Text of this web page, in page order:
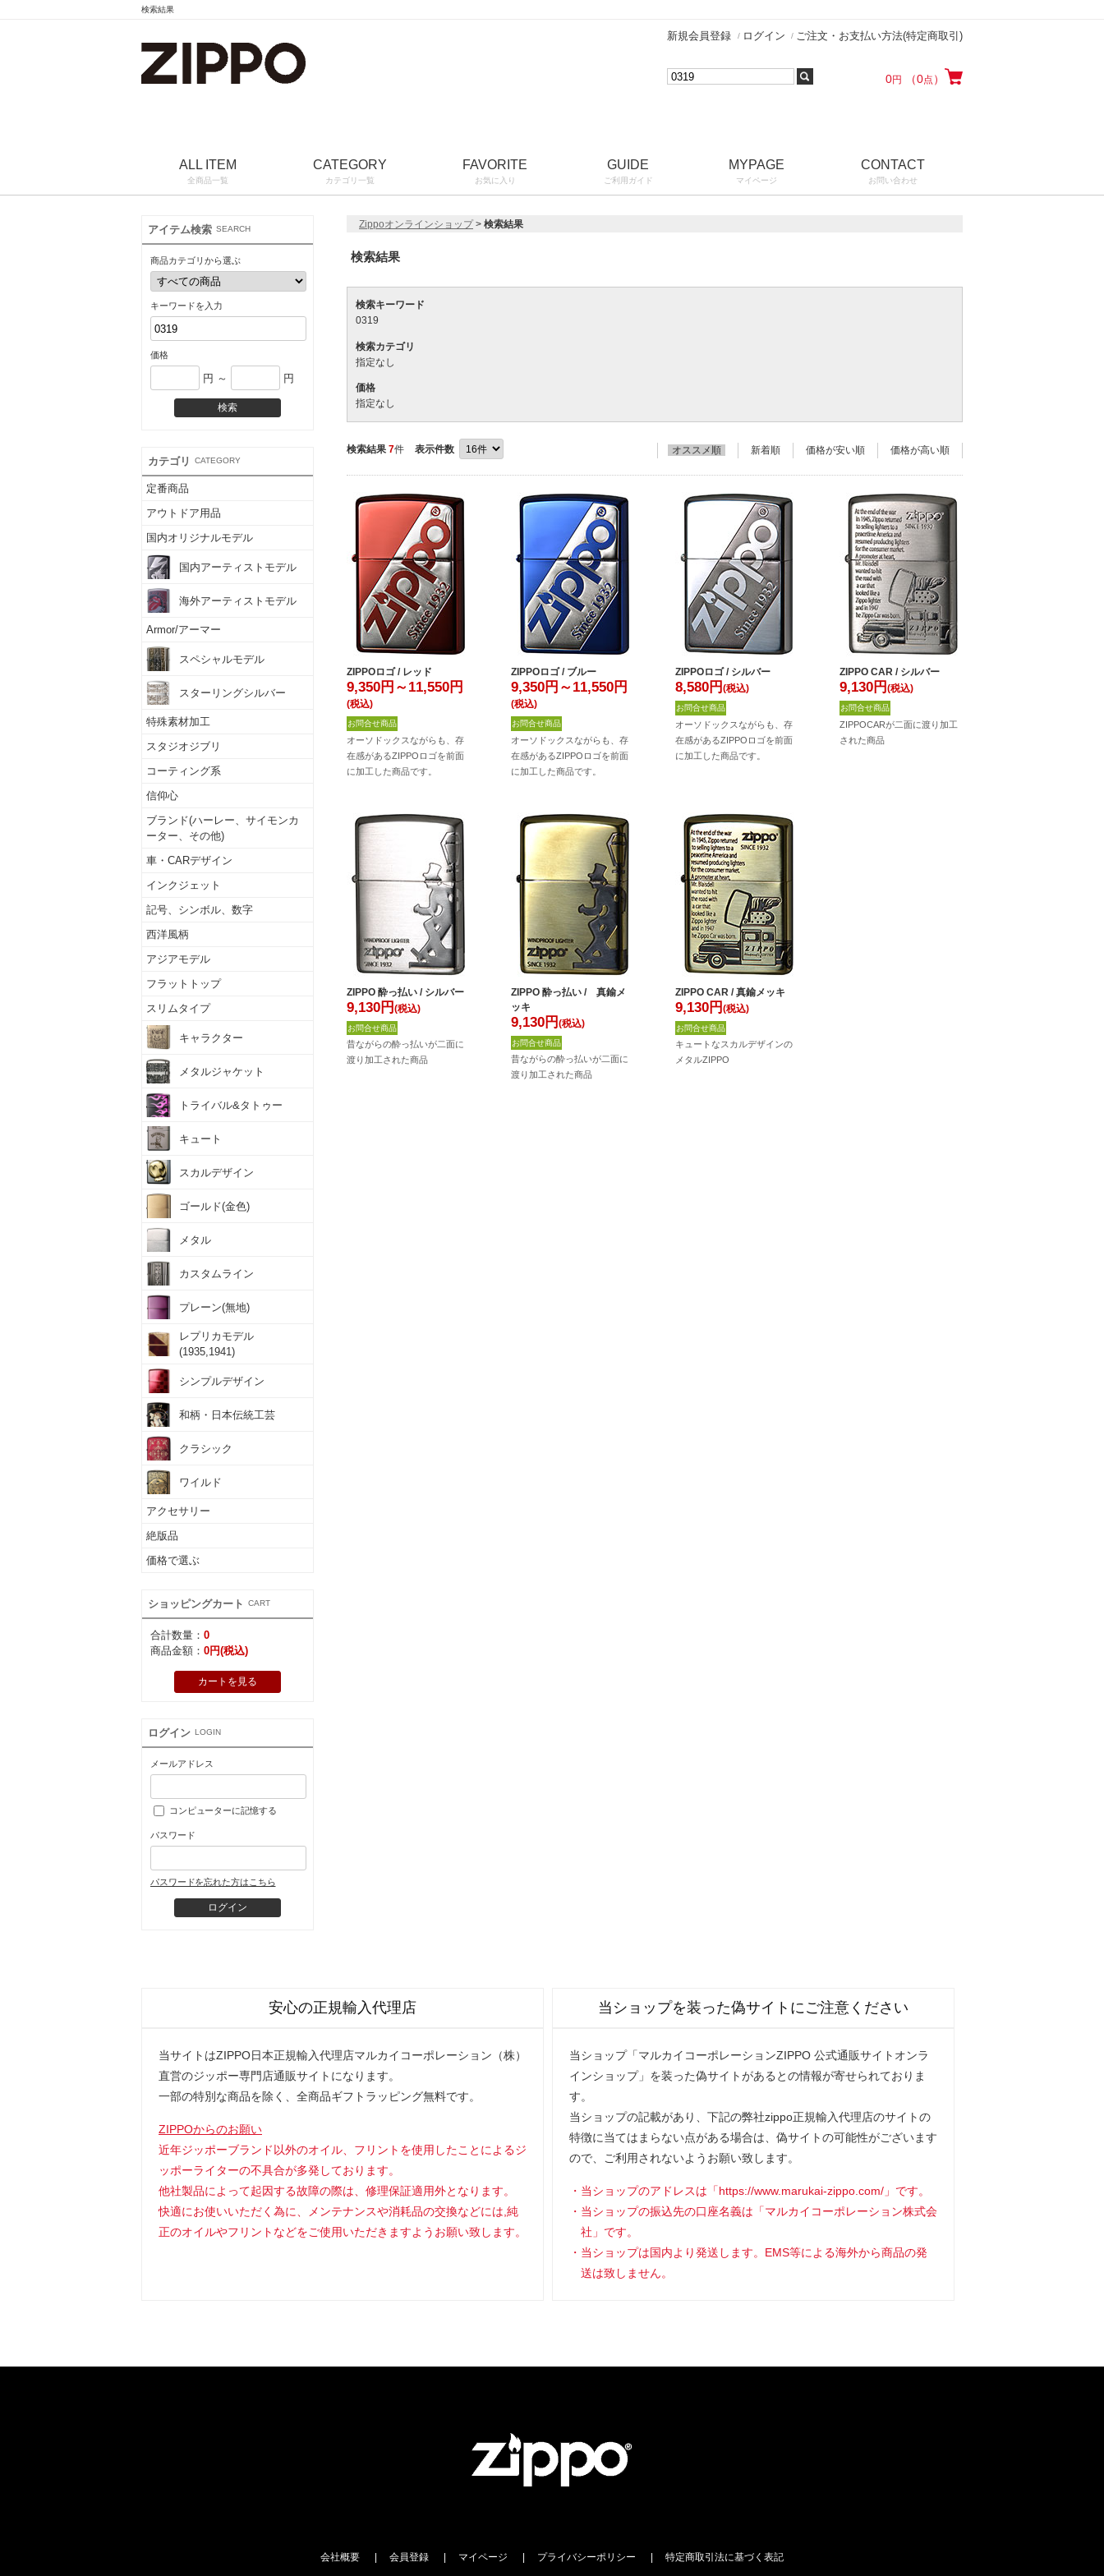
検索結果
新規会員登録 ログイン ご注文・お支払い方法(特定商取引)
0円 （0点 ）
ALL ITEM
全商品一覧
CATEGORY
カテゴリ一覧
FAVORITE
お気に入り
GUIDE
ご利用ガイド
MYPAGE
マイページ
CONTACT
お問い合わせ
アイテム検索 SEARCH
商品カテゴリから選ぶ
キーワードを入力
価格
円 ～ 円
カテゴリ CATEGORY
定番商品
アウトドア用品
国内オリジナルモデル
国内アーティストモデル
海外アーティストモデル
Armor/アーマー
スペシャルモデル
スターリングシルバー
特殊素材加工
スタジオジブリ
コーティング系
信仰心
ブランド(ハーレー、サイモンカ
ーター、その他)
車・CARデザイン
インクジェット
記号、シンボル、数字
西洋風柄
アジアモデル
フラットトップ
スリムタイプ
キャラクター
メタルジャケット
トライバル&タトゥー
キュート
スカルデザイン
ゴールド(金色)
メタル
カスタムライン
プレーン(無地)
レプリカモデル
(1935,1941)
シンプルデザイン
和柄・日本伝統工芸
クラシック
ワイルド
アクセサリー
絶版品
価格で選ぶ
ショッピングカート CART
合計数量： 0
商品金額： 0円(税込)
カートを見る
ログイン LOGIN
メールアドレス
コンピューターに記憶する
パスワード
パスワードを忘れた方はこちら
Zippoオンラインショップ> 検索結果
検索結果
検索キーワード
0319
検索カテゴリ
指定なし
価格
指定なし
検索結果 7件 表示件数 オススメ順 新着順 価格が安い順 価格が高い順
ZIPPOロゴ / レッド
9,350円～11,550円
(税込)
お問合せ商品
オーソドックスながらも、存
在感があるZIPPOロゴを前面
に加工した商品です。
ZIPPOロゴ / ブルー
9,350円～11,550円
(税込)
お問合せ商品
オーソドックスながらも、存
在感があるZIPPOロゴを前面
に加工した商品です。
ZIPPOロゴ / シルバー
8,580円 (税込)
お問合せ商品
オーソドックスながらも、存
在感があるZIPPOロゴを前面
に加工した商品です。
ZIPPO CAR / シルバー
9,130円 (税込)
お問合せ商品
ZIPPOCARが二面に渡り加工
された商品
ZIPPO 酔っ払い / シルバー
9,130円 (税込)
お問合せ商品
昔ながらの酔っ払いが二面に
渡り加工された商品
ZIPPO 酔っ払い / 真鍮メ
ッキ
9,130円 (税込)
お問合せ商品
昔ながらの酔っ払いが二面に
渡り加工された商品
ZIPPO CAR / 真鍮メッキ
9,130円 (税込)
お問合せ商品
キュートなスカルデザインの
メタルZIPPO
安心の正規輸入代理店
当サイトはZIPPO日本正規輸入代理店マルカイコーポレーション（株）
直営のジッポー専門店通販サイトになります。
一部の特別な商品を除く、全商品ギフトラッピング無料です。
ZIPPOからのお願い
近年ジッポーブランド以外のオイル、フリントを使用したことによるジ
ッポーライターの不具合が多発しております。
他社製品によって起因する故障の際は、修理保証適用外となります。
快適にお使いいただく為に、メンテナンスや消耗品の交換などには,純
正のオイルやフリントなどをご使用いただきますようお願い致します。
当ショップを装った偽サイトにご注意ください
当ショップ「マルカイコーポレーションZIPPO 公式通販サイトオンラ
インショップ」を装った偽サイトがあるとの情報が寄せられておりま
す。
当ショップの記載があり、下記の弊社zippo正規輸入代理店のサイトの
特徴に当てはまらない点がある場合は、偽サイトの可能性がございます
ので、ご利用されないようお願い致します。
当ショップのアドレスは「https://www.marukai-zippo.com/」です。
当ショップの振込先の口座名義は「マルカイコーポレーション株式会
社」です。
当ショップは国内より発送します。EMS等による海外から商品の発
送は致しません。
会社概要 会員登録 マイページ プライバシーポリシー 特定商取引法に基づく表記